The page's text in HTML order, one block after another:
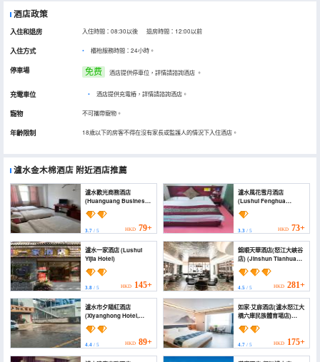
酒店政策
入住和退房 入住時間：08:30以後 退房時間：12:00以前
入住方式 櫃枱服務時間：24小時。
停車場 免费 酒店提供停車位，詳情請諮詢酒店 。
充電車位 • 酒店提供充電樁，詳情請諮詢酒店。
寵物 不可攜帶寵物。
年齡限制 18歲以下的房客不得在沒有家長或監護人的情況下入住酒店。
瀘水金木棉酒店 附近酒店推薦
瀘水歡光商務酒店
(Huanguang Business
Hotel)
3.7 / 5 HKD 79+
瀘水風花雪月酒店
(Lushui Fenghua
Xueyue Hotel)
3.3/ 5 HKD 73+
瀘水一家酒店 (Lushui
Yijia Hotel)
3.8 / 5 HKD 145+
錦順天華酒店(怒江大峽谷
店) (Jinshun Tianhua
Hotel (Lushui No.1
Middle School in
Nujiang))
4.5/ 5 HKD 281+
瀘水市夕陽紅酒店
(Xiyanghong Hotel,
Lishui)
4.4 / 5 HKD 89+
如家·艾扉酒店(瀘水怒江大
橋六庫民族體育場店)
(Homeinn · Aifeel Hotel
(Lushui Nujiang Bridge
Liuku National
Stadium))
4.7/ 5 HKD 175+